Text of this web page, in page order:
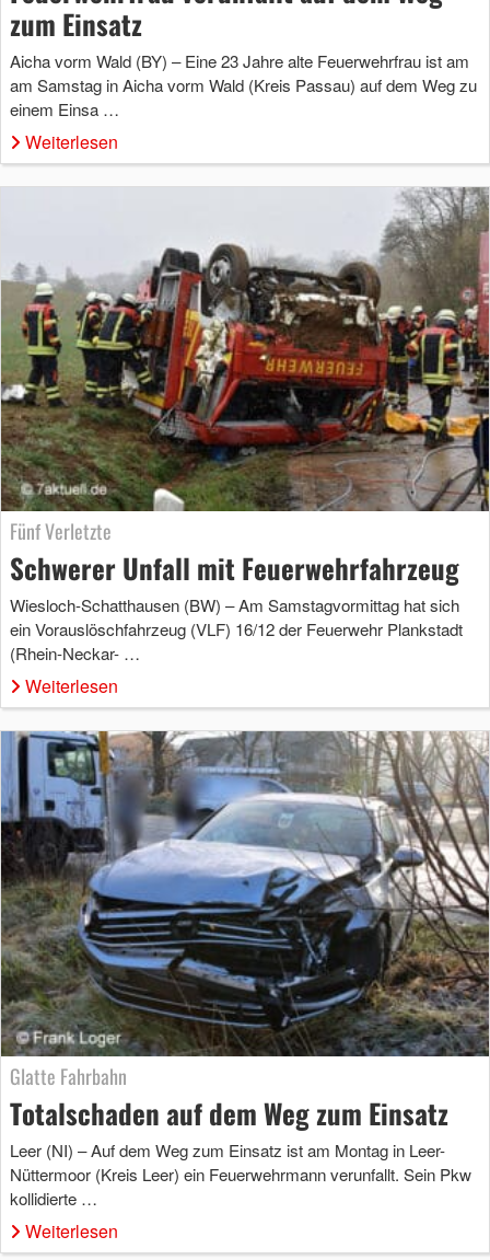
zum Einsatz
Aicha vorm Wald (BY) – Eine 23 Jahre alte Feuerwehrfrau ist am
am Samstag in Aicha vorm Wald (Kreis Passau) auf dem Weg zu
einem Einsa …
Weiterlesen
Fünf Verletzte
Schwerer Unfall mit Feuerwehrfahrzeug
Wiesloch-Schatthausen (BW) – Am Samstagvormittag hat sich
ein Vorauslöschfahrzeug (VLF) 16/12 der Feuerwehr Plankstadt
(Rhein-Neckar- …
Weiterlesen
Glatte Fahrbahn
Totalschaden auf dem Weg zum Einsatz
Leer (NI) – Auf dem Weg zum Einsatz ist am Montag in Leer-
Nüttermoor (Kreis Leer) ein Feuerwehrmann verunfallt. Sein Pkw
kollidierte …
Weiterlesen